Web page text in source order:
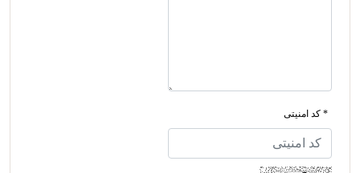
* کد امنیتی